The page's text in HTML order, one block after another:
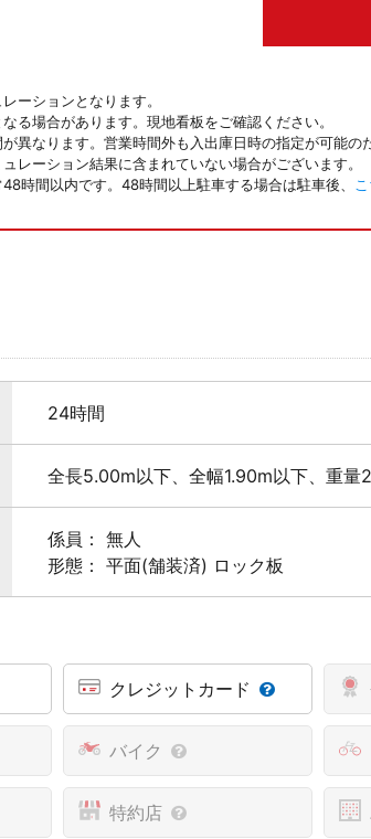
ーションとなります。
る場合があります。現地看板をご確認ください。
異なります。営業時間外も入出庫日時の指定が可能
レーション結果に含まれていない場合がございます。
時間以内です。48時間以上駐車する場合は駐車後、
24時間
全長5.00m以下、全幅1.90m以下、重
係員： 無人
形態： 平面(舗装済) ロック板
クレジットカード
バイク
特約店